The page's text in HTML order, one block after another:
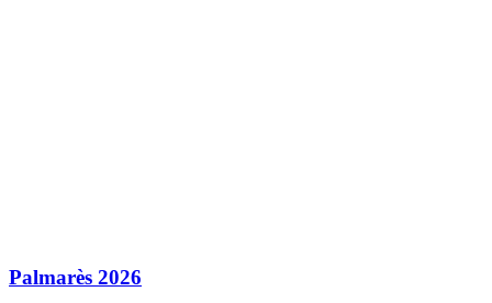
Palmarès 2026